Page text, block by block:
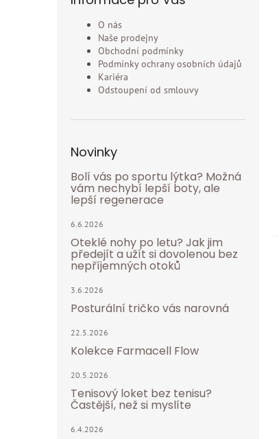
O nás
Naše prodejny
Obchodní podmínky
Podmínky ochrany osobních údajů
Kariéra
Odstoupení od smlouvy
Novinky
Bolí vás po sportu lýtka? Možná
vám nechybí lepší boty, ale
lepší regenerace
6.6.2026
Oteklé nohy po letu? Jak jim
předejít a užít si dovolenou bez
nepříjemných otoků
3.6.2026
Posturální tričko vás narovná
22.5.2026
Kolekce Farmacell Flow
20.5.2026
Tenisový loket bez tenisu?
Častější, než si myslíte
6.4.2026